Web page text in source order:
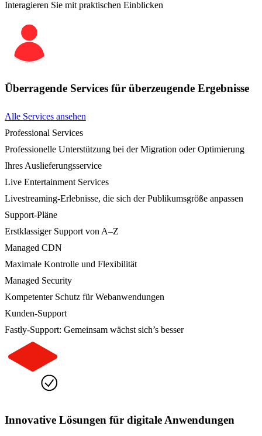
Interagieren Sie mit praktischen Einblicken
Überragende Services für überzeugende Ergebnisse
Alle Services ansehen
Professional Services
Professionelle Unterstützung bei der Migration oder Optimierung
Ihres Auslieferungsservice
Live Entertainment Services
Livestreaming-Erlebnisse, die sich der Publikumsgröße anpassen
Support-Pläne
Erstklassiger Support von A–Z
Managed CDN
Maximale Kontrolle und Flexibilität
Managed Security
Kompetenter Schutz für Webanwendungen
Kunden-Support
Fastly-Support: Gemeinsam wächst sich’s besser
Innovative Lösungen für digitale Anwendungen